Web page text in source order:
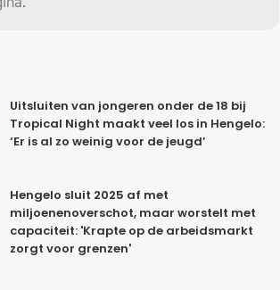
Uitsluiten van jongeren onder de 18 bij
Tropical Night maakt veel los in Hengelo:
‘Er is al zo weinig voor de jeugd’
Hengelo sluit 2025 af met
miljoenenoverschot, maar worstelt met
capaciteit: 'Krapte op de arbeidsmarkt
zorgt voor grenzen'